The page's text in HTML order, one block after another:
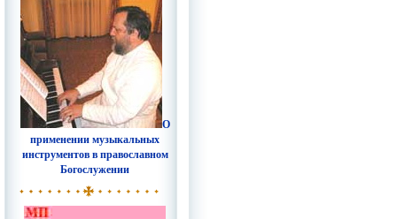
О
применении музыкальных
инструментов в православном
Богослужении